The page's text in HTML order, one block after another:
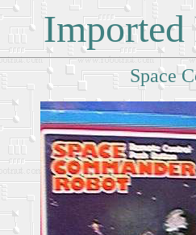
Imported
Space